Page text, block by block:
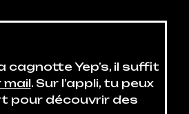
Yep’s, il suffit
mail. Sur l’appli, tu peux
pour découvrir des